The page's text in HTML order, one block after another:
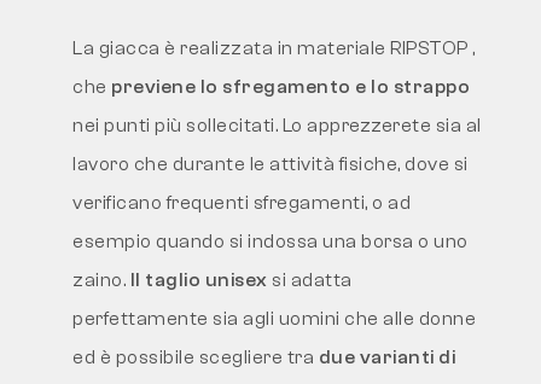
La giacca è realizzata in materiale RIPSTOP ,
che previene lo sfregamento e lo strappo
nei punti più sollecitati. Lo apprezzerete sia al
lavoro che durante le attività fisiche, dove si
verificano frequenti sfregamenti, o ad
esempio quando si indossa una borsa o uno
zaino. Il taglio unisex si adatta
perfettamente sia agli uomini che alle donne
ed è possibile scegliere tra due varianti di